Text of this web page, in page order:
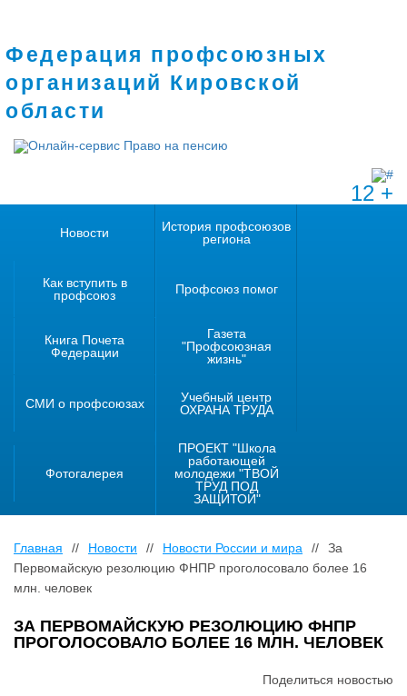
Федерация профсоюзных
организаций Кировской
области
12 +
Новости
История профсоюзов
региона
Как вступить в
профсоюз
Профсоюз помог
Книга Почета
Федерации
Газета
"Профсоюзная
жизнь"
СМИ о профсоюзах
Учебный центр
ОХРАНА ТРУДА
Фотогалерея
ПРОЕКТ "Школа
работающей
молодежи "ТВОЙ
ТРУД ПОД
ЗАЩИТОЙ"
Главная // Новости // Новости России и мира //
За
Первомайскую резолюцию ФНПР проголосовало более 16
млн. человек
ЗА ПЕРВОМАЙСКУЮ РЕЗОЛЮЦИЮ ФНПР
ПРОГОЛОСОВАЛО БОЛЕЕ 16 МЛН. ЧЕЛОВЕК
Поделиться новостью